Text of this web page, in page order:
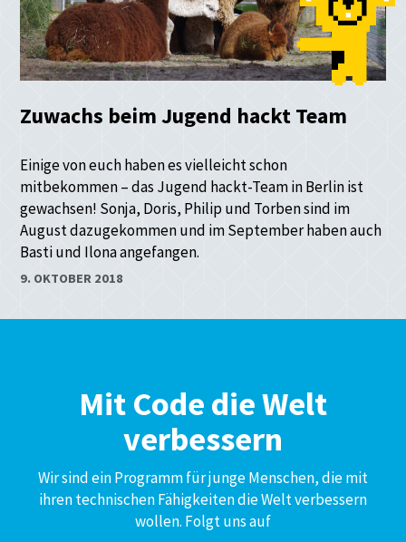
Zuwachs beim Jugend hackt Team
Einige von euch haben es vielleicht schon
mitbekommen – das Jugend hackt-Team in Berlin ist
gewachsen! Sonja, Doris, Philip und Torben sind im
August dazugekommen und im September haben auch
Basti und Ilona angefangen.
9. OKTOBER 2018
Mit Code die Welt
verbessern
Wir sind ein Programm für junge Menschen, die mit
ihren technischen Fähigkeiten die Welt verbessern
wollen. Folgt uns auf